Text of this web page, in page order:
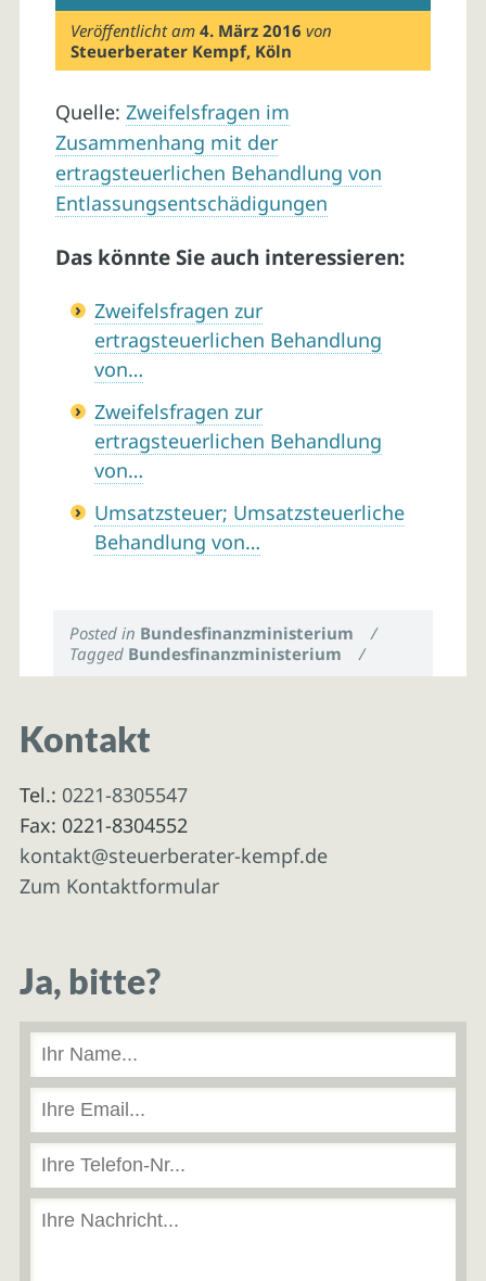
Veröffentlicht am4. März 2016 von
Steuerberater Kempf, Köln
Quelle: Zweifelsfragen im
Zusammenhang mit der
ertragsteuerlichen Behandlung von
Entlassungsentschädigungen
Das könnte Sie auch interessieren:
Zweifelsfragen zur
ertragsteuerlichen Behandlung
von…
Zweifelsfragen zur
ertragsteuerlichen Behandlung
von…
Umsatzsteuer; Umsatzsteuerliche
Behandlung von…
Posted in Bundesfinanzministerium
/
Tagged Bundesfinanzministerium /
Kontakt
Tel.: 0221-8305547
Fax: 0221-8304552
kontakt@steuerberater-kempf.de
Zum Kontaktformular
Ja, bitte?